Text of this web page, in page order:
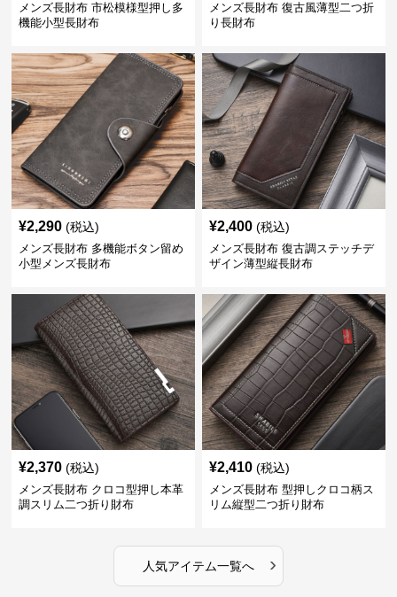
メンズ長財布 市松模様型押し多
機能小型長財布
メンズ長財布 復古風薄型二つ折
り長財布
¥2,290 (税込)
メンズ長財布 多機能ボタン留め
小型メンズ長財布
¥2,400 (税込)
メンズ長財布 復古調ステッチデ
ザイン薄型縦長財布
¥2,370 (税込)
メンズ長財布 クロコ型押し本革
調スリム二つ折り財布
¥2,410 (税込)
メンズ長財布 型押しクロコ柄ス
リム縦型二つ折り財布
人気アイテム一覧へ ›